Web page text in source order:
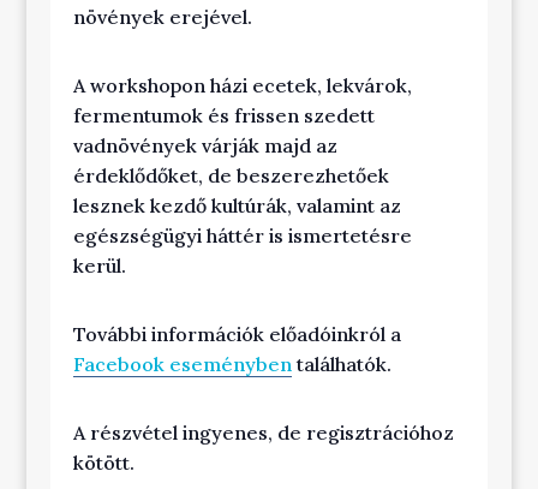
növények erejével.
A workshopon házi ecetek, lekvárok,
fermentumok és frissen szedett
vadnövények várják majd az
érdeklődőket, de beszerezhetőek
lesznek kezdő kultúrák, valamint az
egészségügyi háttér is ismertetésre
kerül.
További információk előadóinkról a
Facebook eseményben találhatók.
A részvétel ingyenes, de regisztrációhoz
kötött.